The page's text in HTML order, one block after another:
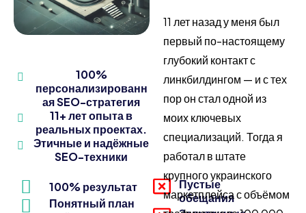
100%
персонализированн
ая SEO-стратегия
11+ лет опыта в
реальных проектах.
Этичные и надёжные
SEO-техники
100% результат
Понятный план
Пустые
обещания
11 лет назад у меня был
первый по-настоящему
глубокий контакт с
линкбилдингом — и с тех
пор он стал одной из
моих ключевых
специализаций. Тогда я
работал в штате
крупного украинского
маркетплейса с объёмом